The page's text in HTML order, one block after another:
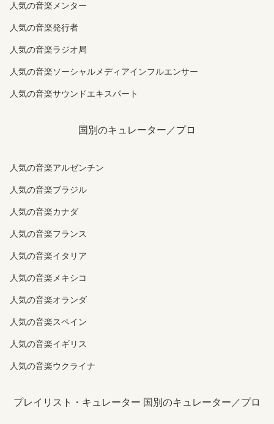
人気の音楽メンター
人気の音楽発行者
人気の音楽ラジオ局
人気の音楽ソーシャルメディアインフルエンサー
人気の音楽サウンドエキスパート
国別のキュレーター／プロ
人気の音楽アルゼンチン
人気の音楽ブラジル
人気の音楽カナダ
人気の音楽フランス
人気の音楽イタリア
人気の音楽メキシコ
人気の音楽オランダ
人気の音楽スペイン
人気の音楽イギリス
人気の音楽ウクライナ
プレイリスト・キュレーター 国別のキュレーター／プロ